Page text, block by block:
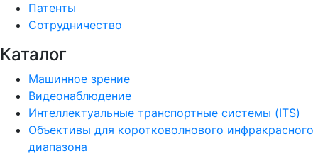
Патенты
Сотрудничество
Каталог
Машинное зрение
Видеонаблюдение
Интеллектуальные транспортные системы (ITS)
Объективы для коротковолнового инфракрасного
диапазона